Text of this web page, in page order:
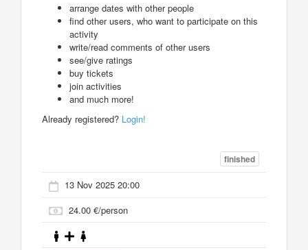
arrange dates with other people
find other users, who want to participate on this
activity
write/read comments of other users
see/give ratings
buy tickets
join activities
and much more!
Already registered? Login!
finished
13 Nov 2025 20:00
24.00 €/person